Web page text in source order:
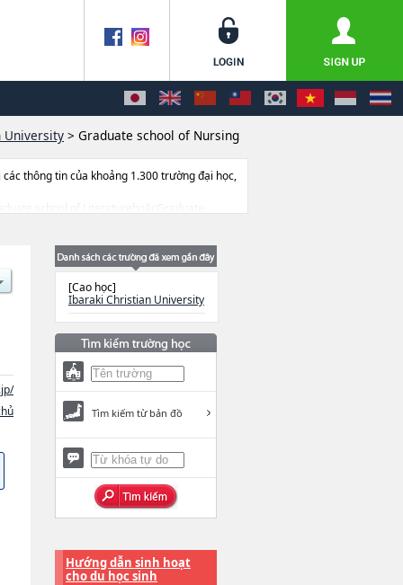
University > Graduate school of Nursing
các thông tin của khoảng 1.300 trường đại học,
[Cao học]
Ibaraki Christian University
Tìm kiếm từ bản đồ
Hướng dẫn sinh hoạt
cho du học sinh